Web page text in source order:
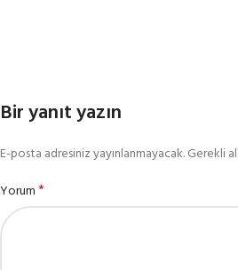
Bir yanıt yazın
E-posta adresiniz yayınlanmayacak.Gerekli
Yorum*